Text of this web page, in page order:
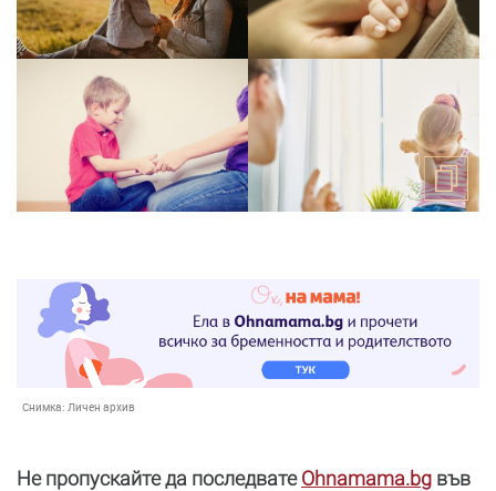
Снимка: Личен архив
Не пропускайте да последватеOhnamama.bg във